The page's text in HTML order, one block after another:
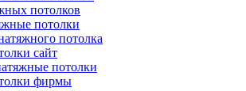
потолков
потолки
потолка
сайт
потолки
фирмы